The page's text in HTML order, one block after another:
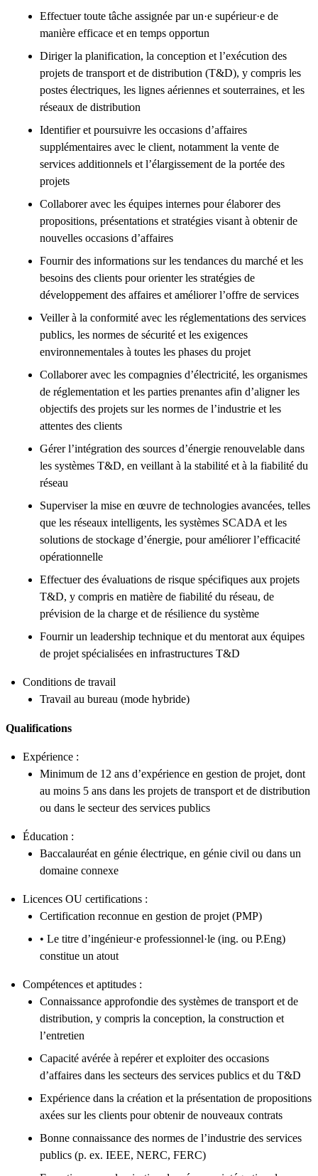
Effectuer toute tâche assignée par un·e supérieur·e de
manière efficace et en temps opportun
Diriger la planification, la conception et l’exécution des
projets de transport et de distribution (T&D), y compris les
postes électriques, les lignes aériennes et souterraines, et les
réseaux de distribution
Identifier et poursuivre les occasions d’affaires
supplémentaires avec le client, notamment la vente de
services additionnels et l’élargissement de la portée des
projets
Collaborer avec les équipes internes pour élaborer des
propositions, présentations et stratégies visant à obtenir de
nouvelles occasions d’affaires
Fournir des informations sur les tendances du marché et les
besoins des clients pour orienter les stratégies de
développement des affaires et améliorer l’offre de services
Veiller à la conformité avec les réglementations des services
publics, les normes de sécurité et les exigences
environnementales à toutes les phases du projet
Collaborer avec les compagnies d’électricité, les organismes
de réglementation et les parties prenantes afin d’aligner les
objectifs des projets sur les normes de l’industrie et les
attentes des clients
Gérer l’intégration des sources d’énergie renouvelable dans
les systèmes T&D, en veillant à la stabilité et à la fiabilité du
réseau
Superviser la mise en œuvre de technologies avancées, telles
que les réseaux intelligents, les systèmes SCADA et les
solutions de stockage d’énergie, pour améliorer l’efficacité
opérationnelle
Effectuer des évaluations de risque spécifiques aux projets
T&D, y compris en matière de fiabilité du réseau, de
prévision de la charge et de résilience du système
Fournir un leadership technique et du mentorat aux équipes
de projet spécialisées en infrastructures T&D
Conditions de travail
Travail au bureau (mode hybride)
Qualifications
Expérience :
Minimum de 12 ans d’expérience en gestion de projet, dont
au moins 5 ans dans les projets de transport et de distribution
ou dans le secteur des services publics
Éducation :
Baccalauréat en génie électrique, en génie civil ou dans un
domaine connexe
Licences OU certifications :
Certification reconnue en gestion de projet (PMP)
• Le titre d’ingénieur·e professionnel·le (ing. ou P.Eng)
constitue un atout
Compétences et aptitudes :
Connaissance approfondie des systèmes de transport et de
distribution, y compris la conception, la construction et
l’entretien
Capacité avérée à repérer et exploiter des occasions
d’affaires dans les secteurs des services publics et du T&D
Expérience dans la création et la présentation de propositions
axées sur les clients pour obtenir de nouveaux contrats
Bonne connaissance des normes de l’industrie des services
publics (p. ex. IEEE, NERC, FERC)